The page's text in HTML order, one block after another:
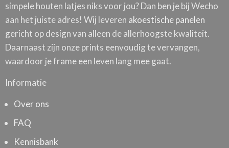
simpele houten latjes niks voor jou? Dan ben je bij Wecho
aan het juiste adres! Wij leveren akoestische panelen
gericht op design van alleen de allerhoogste kwaliteit.
Daarnaast zijn onze prints eenvoudig te vervangen,
waardoor je frame een leven lang mee gaat.
Informatie
Over ons
FAQ
Kennisbank